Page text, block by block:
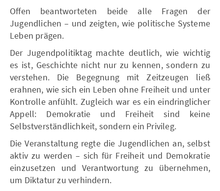
Offen beantworteten beide alle Fragen der
Jugendlichen – und zeigten, wie politische Systeme
Leben prägen.
Der Jugendpolitiktag machte deutlich, wie wichtig
es ist, Geschichte nicht nur zu kennen, sondern zu
verstehen. Die Begegnung mit Zeitzeugen ließ
erahnen, wie sich ein Leben ohne Freiheit und unter
Kontrolle anfühlt. Zugleich war es ein eindringlicher
Appell: Demokratie und Freiheit sind keine
Selbstverständlichkeit, sondern ein Privileg.
Die Veranstaltung regte die Jugendlichen an, selbst
aktiv zu werden – sich für Freiheit und Demokratie
einzusetzen und Verantwortung zu übernehmen,
um Diktatur zu verhindern.